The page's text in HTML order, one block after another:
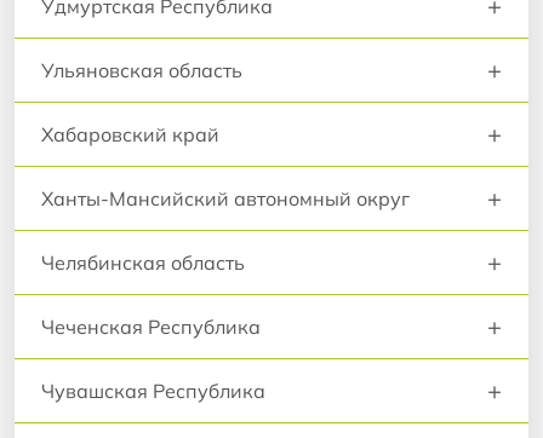
Удмуртская Республика
Ульяновская область +
Хабаровский край +
Ханты-Мансийский автономный округ +
Челябинская область +
Чеченская Республика +
Чувашская Республика +